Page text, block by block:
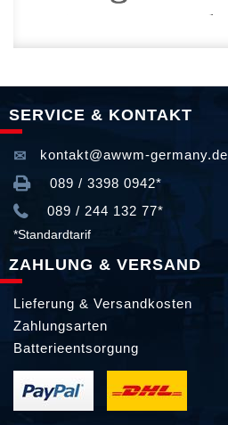
SERVICE & KONTAKT
kontakt@awwm-germany.de
089 / 3398 0942*
089 / 244 132 77*
*Standardtarif
ZAHLUNG & VERSAND
Lieferung & Versandkosten
Zahlungsarten
Batterieentsorgung